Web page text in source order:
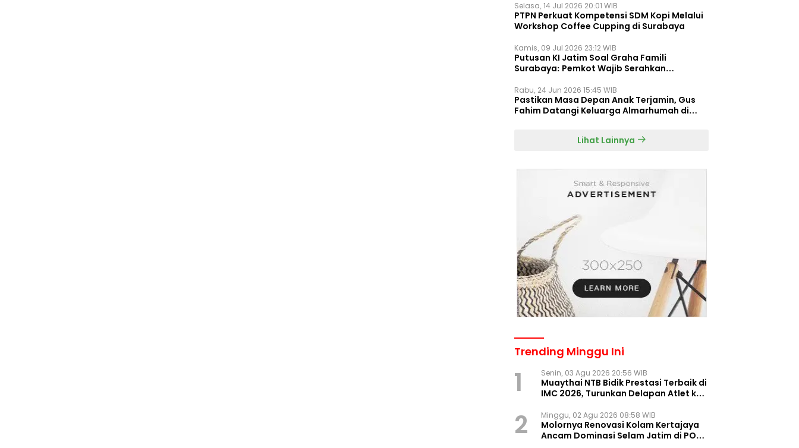
Selasa, 14 Jul 2026 20:01 WIB
PTPN Perkuat Kompetensi SDM Kopi Melalui
Workshop Coffee Cupping di Surabaya
Kamis, 09 Jul 2026 23:12 WIB
Putusan KI Jatim Soal Graha Famili
Surabaya: Pemkot Wajib Serahkan
Rabu, 24 Jun 2026 15:45 WIB
Pastikan Masa Depan Anak Terjamin, Gus
Fahim Datangi Keluarga Almarhumah di
Lihat Lainnya
Trending Minggu Ini
1 Senin, 03 Agu 2026 20:56 WIB
Muaythai NTB Bidik Prestasi Terbaik di
IMC 2026, Turunkan Delapan Atlet ke
2 Minggu, 02 Agu 2026 08:58 WIB
Molornya Renovasi Kolam Kertajaya
Ancam Dominasi Selam Jatim di PON